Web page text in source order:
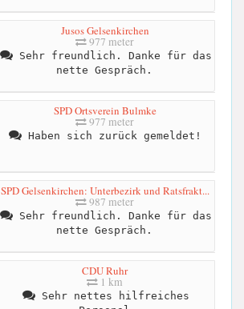
Jusos Gelsenkirchen
977 meter
Sehr freundlich. Danke für das
nette Gespräch.
SPD Ortsverein Bulmke
977 meter
Haben sich zurück gemeldet!
SPD Gelsenkirchen: Unterbezirk und Ratsfrakt...
987 meter
Sehr freundlich. Danke für das
nette Gespräch.
CDU Ruhr
1 km
Sehr nettes hilfreiches